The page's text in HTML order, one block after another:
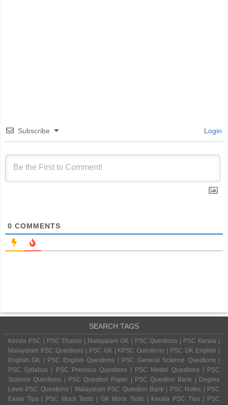
Subscribe Login
0 COMMENTS
SEARCH TAGS
Kerala PSC | PSC Thulasi | Malayalam GK | PSC Questions | PSC Kerala |
Malayalam PSC Questions | PSC GK | KPSC Questions | PSC GK English |
English GK | PSC English Questions | PSC General Science Questions |
PSC Syllabus | PSC Previous Questions | PSC Model Questions | PSC
Science Questions | PSC Question Paper | PSC Question Bank | Degree
Level PSC Questions | Malayalam PSC Question Bank | PSC Notes | PSC
Exam Tips | PSC Mock Tests | GK Mock Tests | Kerala PSC Tips | PSC